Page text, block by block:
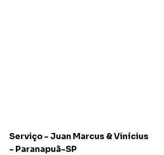
Serviço - Juan Marcus & Vinícius
- Paranapuã-SP